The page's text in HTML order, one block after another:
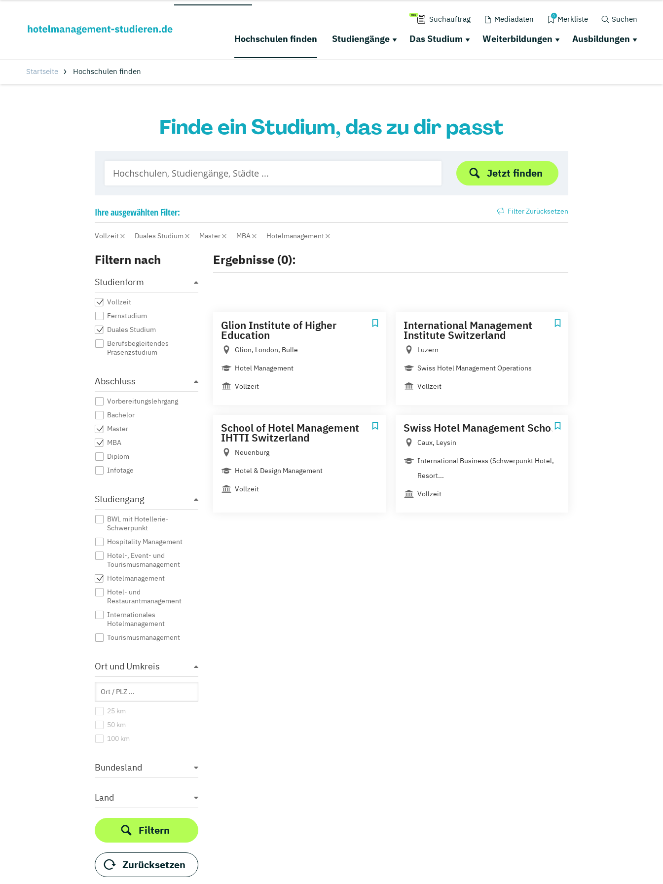
Suchauftrag Mediadaten 0 Merkliste Suchen
Hochschulen finden Studiengänge Das Studium Weiterbildungen Ausbildungen
Startseite Hochschulen finden
Finde ein Studium, das zu dir passt
Jetzt finden
Ihreausgewählten Filter: Filter Zurücksetzen
Vollzeit Duales Studium Master MBA Hotelmanagement
Filtern nach
Studienform
Vollzeit
Fernstudium
Duales Studium
Berufsbegleitendes
Präsenzstudium
Abschluss
Vorbereitungslehrgang
Bachelor
Master
MBA
Diplom
Infotage
Studiengang
BWL mit Hotellerie-
Schwerpunkt
Hospitality Management
Hotel-, Event- und
Tourismusmanagement
Hotelmanagement
Hotel- und
Restaurantmanagement
Internationales
Hotelmanagement
Tourismusmanagement
Ort und Umkreis
25 km
50 km
100 km
Bundesland
Land
Filtern
Zurücksetzen
Ergebnisse (0):
Glion Institute of Higher
Education
Glion, London, Bulle
Hotel Management
Vollzeit
International Management
Institute Switzerland
Luzern
Swiss Hotel Management Operations
Vollzeit
School of Hotel Management
IHTTI Switzerland
Neuenburg
Hotel & Design Management
Vollzeit
Swiss Hotel Management School
Caux, Leysin
International Business (Schwerpunkt Hotel,
Resort...
Vollzeit